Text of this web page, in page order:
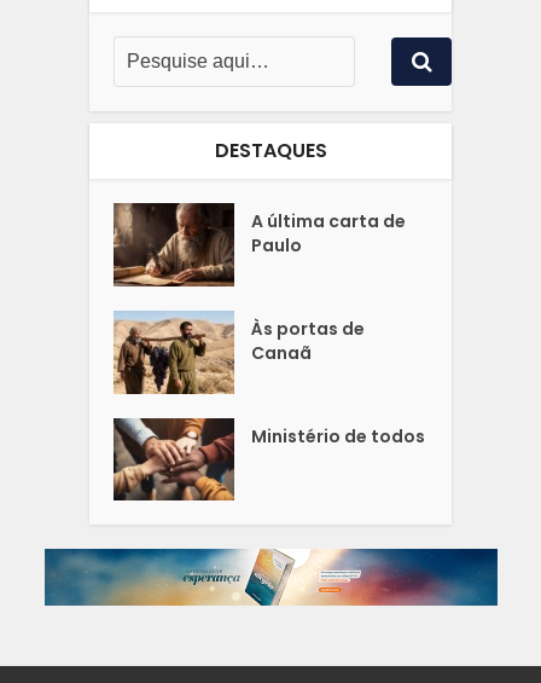
DESTAQUES
A última carta de
Paulo
Às portas de
Canaã
Ministério de todos